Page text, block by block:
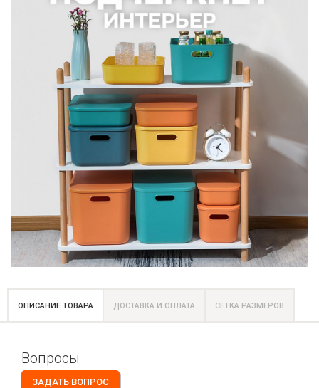
ОПИСАНИЕ ТОВАРА ДОСТАВКА И ОПЛАТА СЕТКА РАЗМЕРОВ
Вопросы
ЗАДАТЬ ВОПРОС